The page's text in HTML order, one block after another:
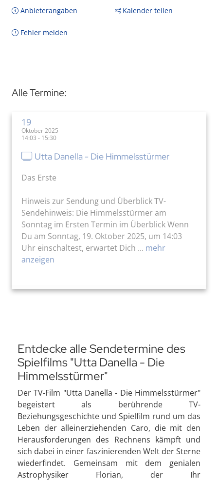
Anbieterangaben Kalender teilen
Fehler melden
Alle Termine:
19
Oktober 2025
14:03 - 15:30
Utta Danella - Die Himmelsstürmer
Das Erste
Hinweis zur Sendung und Überblick TV-
Sendehinweis: Die Himmelsstürmer am
Sonntag im Ersten Termin im Überblick Wenn
Du am Sonntag, 19. Oktober 2025, um 14:03
Uhr einschaltest, erwartet Dich ... mehr
anzeigen
Entdecke alle Sendetermine des
Spielfilms "Utta Danella - Die
Himmelsstürmer"
Der TV-Film "Utta Danella - Die Himmelsstürmer"
begeistert als berührende TV-
Beziehungsgeschichte und Spielfilm rund um das
Leben der alleinerziehenden Caro, die mit den
Herausforderungen des Rechnens kämpft und
sich dabei in einer faszinierenden Welt der Sterne
wiederfindet. Gemeinsam mit dem genialen
Astrophysiker Florian, der Ihr